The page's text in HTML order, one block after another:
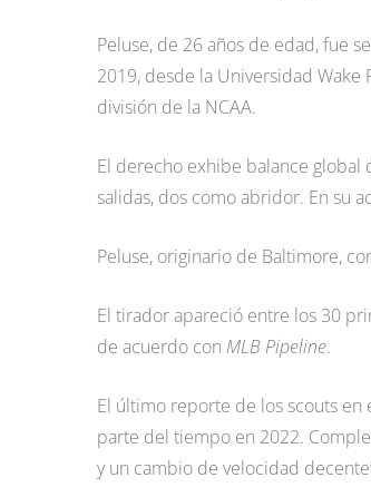
Peluse, de 26 años de edad, fue
2019, desde la Universidad Wake
división de la NCAA.
El derecho exhibe balance global
salidas, dos como abridor. En su
Peluse, originario de Baltimore,
El tirador apareció entre los 30
de acuerdo con MLB Pipeline.
El último reporte de los scouts en
parte del tiempo en 2022.
y un cambio de velocidad